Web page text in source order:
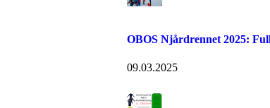
OBOS Njårdrennet 2025:
09.03.2025